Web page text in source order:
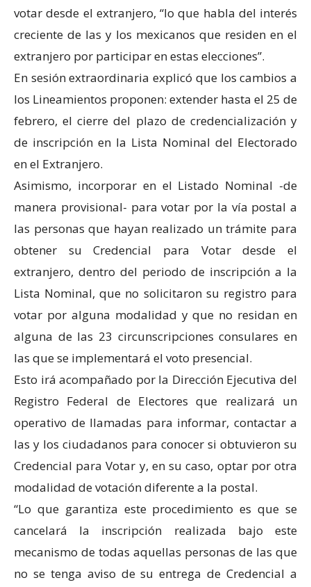
votar desde el extranjero, “lo que habla del interés
creciente de las y los mexicanos que residen en el
extranjero por participar en estas elecciones”.
En sesión extraordinaria explicó que los cambios a
los Lineamientos proponen: extender hasta el 25 de
febrero, el cierre del plazo de credencialización y
de inscripción en la Lista Nominal del Electorado
en el Extranjero.
Asimismo, incorporar en el Listado Nominal -de
manera provisional- para votar por la vía postal a
las personas que hayan realizado un trámite para
obtener su Credencial para Votar desde el
extranjero, dentro del periodo de inscripción a la
Lista Nominal, que no solicitaron su registro para
votar por alguna modalidad y que no residan en
alguna de las 23 circunscripciones consulares en
las que se implementará el voto presencial.
Esto irá acompañado por la Dirección Ejecutiva del
Registro Federal de Electores que realizará un
operativo de llamadas para informar, contactar a
las y los ciudadanos para conocer si obtuvieron su
Credencial para Votar y, en su caso, optar por otra
modalidad de votación diferente a la postal.
“Lo que garantiza este procedimiento es que se
cancelará la inscripción realizada bajo este
mecanismo de todas aquellas personas de las que
no se tenga aviso de su entrega de Credencial a